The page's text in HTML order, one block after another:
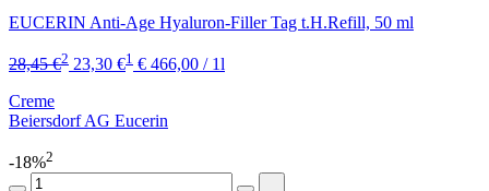
EUCERIN Anti-Age Hyaluron-Filler Tag t.H.Refill, 50 ml
28,45 €2 23,30 €1 € 466,00 / 1l
Creme
Beiersdorf AG Eucerin
-18%2